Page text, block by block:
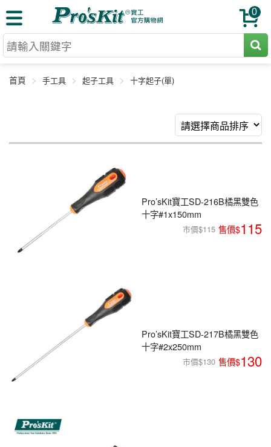
0
扳手工具
放大工具
精密鑷子
工具組
電焊烙鐵
周邊配件
光纖系列
環境儀錶
各式鉤錶
中階款12＋
高階挑戰款
小賽車系列
多合一系列
報價諮詢
訂單查詢
舊換新方案
首頁 手工具 起子工具 十字起子(單)
Pro’sKit寶工SD-216B橘黑雙色
十字#1x150mm
市價$115 115
Pro’sKit寶工SD-217B橘黑雙色
十字#2x250mm
市價$130 130